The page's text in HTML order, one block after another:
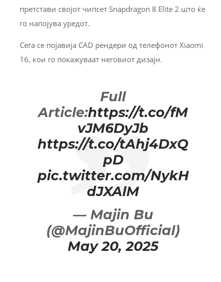
претстави својот чипсет Snapdragon 8 Elite 2 што ќе
го напојува уредот.
Сега се појавија CAD рендери од телефонот Xiaomi
16, кои го покажуваат неговиот дизајн.
Full
Article:https://t.co/fM
vJM6DyJb
https://t.co/tAhj4DxQ
pD
pic.twitter.com/NykH
dJXAlM
— Majin Bu
(@MajinBuOfficial)
May 20, 2025